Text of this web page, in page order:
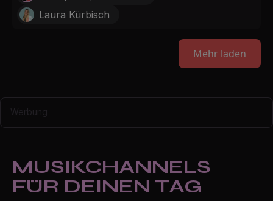
Laura Kürbisch
Mehr laden
Werbung
MUSIKCHANNELS
FÜR DEINEN TAG